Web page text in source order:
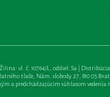
vl. č. 10764/L, oddiel: Sa |
tlače, Nám. slobody 27, 810 05
a predchádzajúcim súhlasom vedenia